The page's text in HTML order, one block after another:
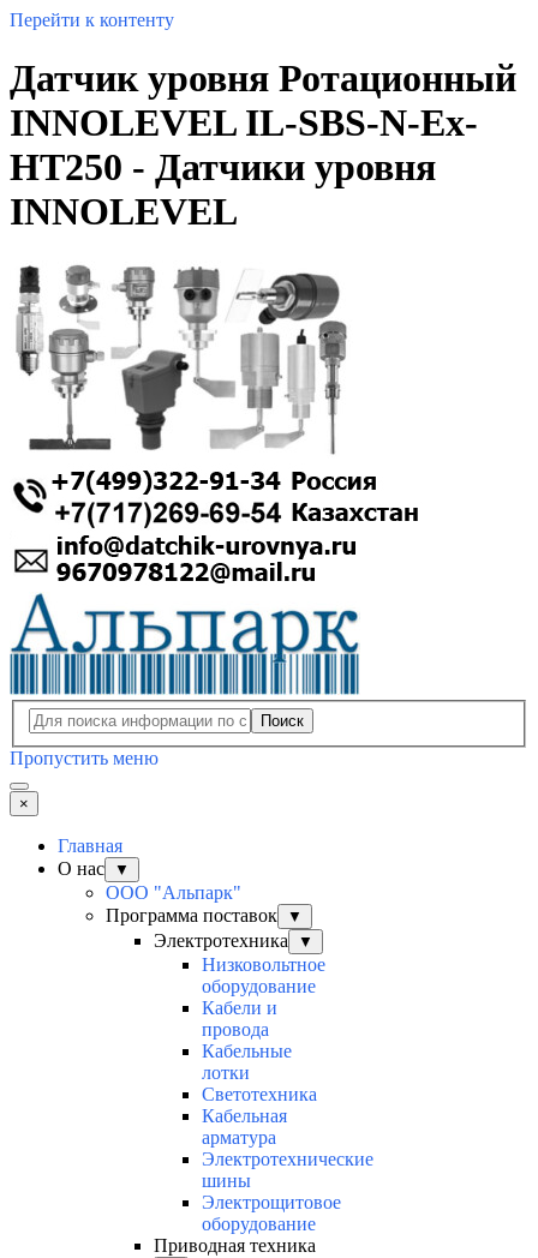
Перейти к контенту
Датчик уровня Ротационный
INNOLEVEL IL-SBS-N-Ex-
HT250 - Датчики уровня
INNOLEVEL
Поиск
Пропустить меню
×
Главная
О нас
▼
ООО "Альпарк"
Программа поставок
▼
Электротехника ▼
Низковольтное
оборудование
Кабели и
провода
Кабельные
лотки
Светотехника
Кабельная
арматура
Электротехнические
шины
Электрощитовое
оборудование
Приводная техника